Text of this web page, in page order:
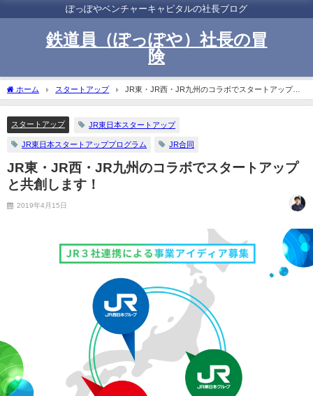
ぽっぽやベンチャーキャピタルの社長ブログ
鉄道員（ぽっぽや）社長の冒
険
ホーム スタートアップ
JR東・JR西・JR九州のコラボでスタートアップと
共創します！
スタートアップ JR東日本スタートアップ
JR東日本スタートアッププログラム JR合同
JR東・JR西・JR九州のコラボでスタートアップ
と共創します！
2019年4月15日